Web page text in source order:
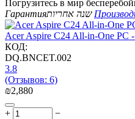
Погрузитесь в мир
Гарантияשנה אחריות
Acer Aspire C24 All-in-One PC
КОД:
DQ.BNCET.002
3.8
(Отзывов: 6)
₪2,880
+
−